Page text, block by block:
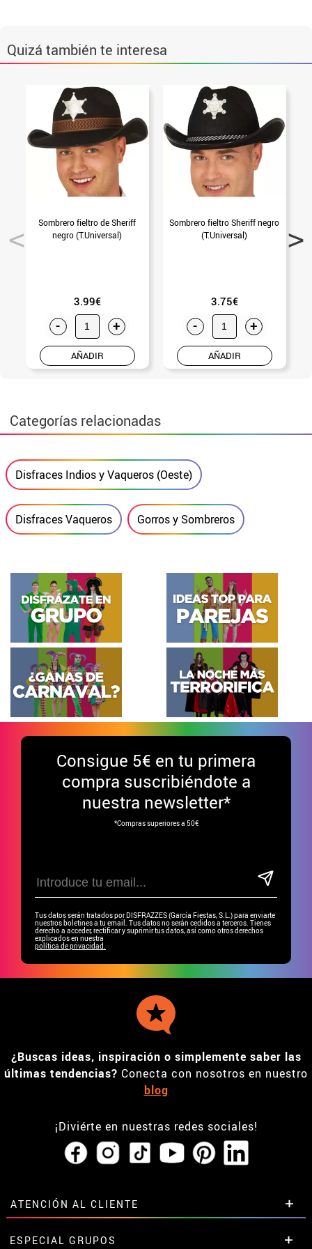
Quizá también te interesa
Sombrero fieltro de Sheriff
negro (T.Universal)
3.99€
- +
AÑADIR
Sombrero fieltro Sheriff negro
(T.Universal)
3.75€
- +
AÑADIR
Categorías relacionadas
Disfraces Indios y Vaqueros (Oeste)
Disfraces Vaqueros Gorros y Sombreros
Consigue 5€ en tu primera
compra suscribiéndote a
nuestra newsletter*
*Compras superiores a 50€
Tus datos serán tratados por DISFRAZZES (García Fiestas, S.L.) para enviarte
nuestros boletines a tu email. Tus datos no serán cedidos a terceros. Tienes
derecho a acceder, rectificar y suprimir tus datos, así como otros derechos
explicados en nuestra
política de privacidad.
¿Buscas ideas, inspiración o simplemente saber las
últimas tendencias? Conecta con nosotros en nuestro
blog
¡Diviérte en nuestras redes sociales!
ATENCIÓN AL CLIENTE
• Horario tienda IBI
ESPECIAL GRUPOS